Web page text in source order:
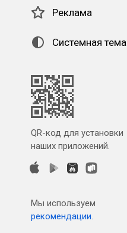
Реклама
Системная тема
QR-код для установки
наших приложений.
Мы используем
рекомендации.